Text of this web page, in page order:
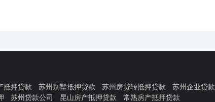
抵押贷款 苏州别墅抵押贷款 苏州房贷转抵押贷款 苏州企业贷款
苏州贷款公司 昆山房产抵押贷款 常熟房产抵押贷款